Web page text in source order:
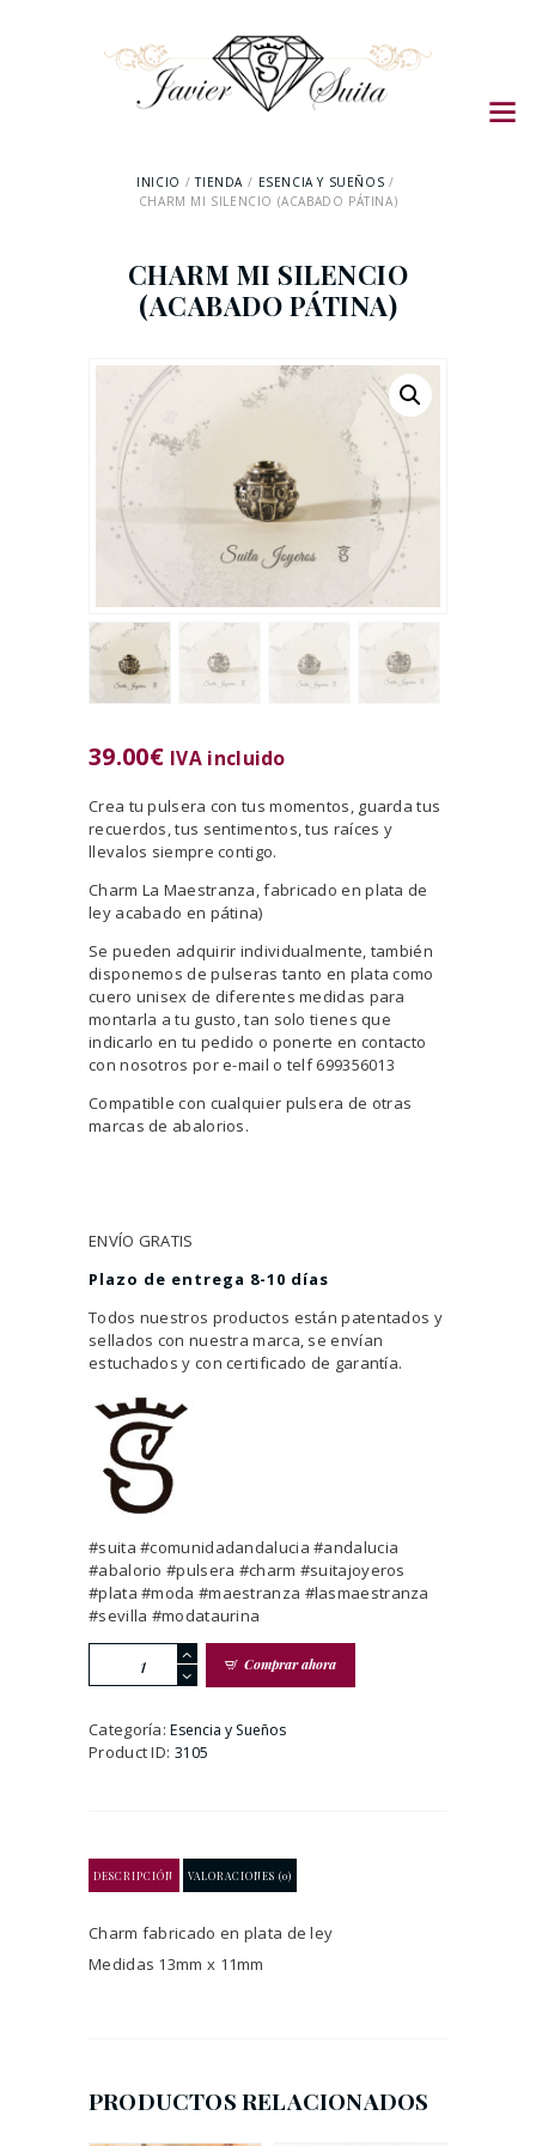
INICIO TIENDA
ESENCIA Y SUEÑOS
CHARM MI SILENCIO (ACABADO PÁTINA)
CHARM MI SILENCIO
(ACABADO PÁTINA)
39.00€ IVA incluido
Crea tu pulsera con tus momentos, guarda tus
recuerdos, tus sentimentos, tus raíces y
llevalos siempre contigo.
Charm La Maestranza, fabricado en plata de
ley acabado en pátina)
Se pueden adquirir individualmente, también
disponemos de pulseras tanto en plata como
cuero unisex de diferentes medidas para
montarla a tu gusto, tan solo tienes que
indicarlo en tu pedido o ponerte en contacto
con nosotros por e-mail o telf 699356013
Compatible con cualquier pulsera de otras
marcas de abalorios.
ENVÍO GRATIS
Plazo de entrega 8-10 días
Todos nuestros productos están patentados y
sellados con nuestra marca, se envían
estuchados y con certificado de garantía.
#suita #comunidadandalucia #andalucia
#abalorio #pulsera #charm #suitajoyeros
#plata #moda #maestranza #lasmaestranza
#sevilla #modataurina
(acabado
pátina)
Comprar ahora
Categoría:Esencia y Sueños
Product ID: 3105
DESCRIPCIÓN VALORACIONES (0)
Charm fabricado en plata de ley
Medidas 13mm x 11mm
PRODUCTOS RELACIONADOS